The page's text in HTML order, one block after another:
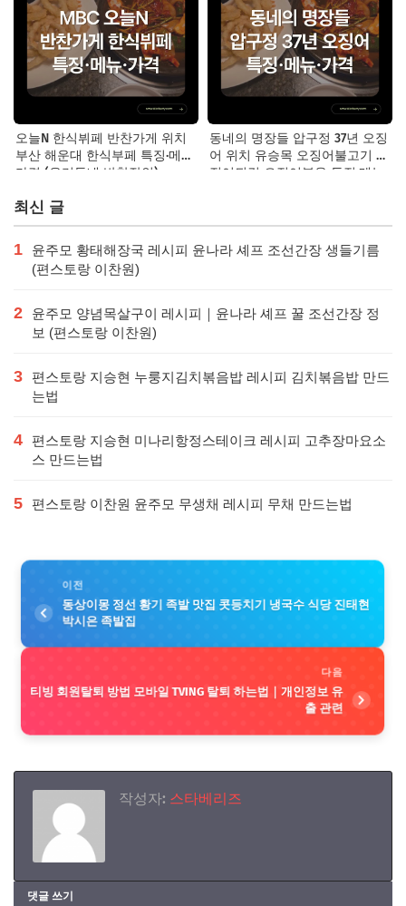
오늘N 한식뷔페 반찬가게 위치
부산 해운대 한식부페 특징·메뉴·
가격 (우리동네 반찬장인)
동네의 명장들 압구정 37년 오징
어 위치 유승목 오징어불고기 오
징어튀김 오징어볶음 특징·메뉴·
최신 글
1
윤주모 황태해장국 레시피 윤나라 셰프 조선간장 생들기름
(편스토랑 이찬원)
2
윤주모 양념목살구이 레시피｜윤나라 셰프 꿀 조선간장 정
보 (편스토랑 이찬원)
3
편스토랑 지승현 누룽지김치볶음밥 레시피 김치볶음밥 만드
는법
4
편스토랑 지승현 미나리항정스테이크 레시피 고추장마요소
스 만드는법
5 편스토랑 이찬원 윤주모 무생채 레시피 무채 만드는법
이전
동상이몽 정선 황기 족발 맛집 콧등치기 냉국수 식당 진태현
박시은 족발집
다음
티빙 회원탈퇴 방법 모바일 TVING 탈퇴 하는법｜개인정보 유
출 관련
작성자: 스타베리즈
댓글 쓰기